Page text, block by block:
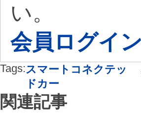
い。
会員ログイン
Tags:スマートコネクテッ
ドカー
関連記事